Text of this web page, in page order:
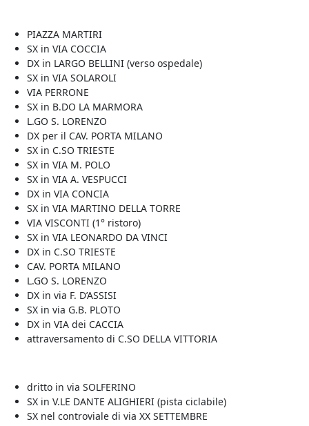
PIAZZA MARTIRI
SX in VIA COCCIA
DX in LARGO BELLINI (verso ospedale)
SX in VIA SOLAROLI
VIA PERRONE
SX in B.DO LA MARMORA
L.GO S. LORENZO
DX per il CAV. PORTA MILANO
SX in C.SO TRIESTE
SX in VIA M. POLO
SX in VIA A. VESPUCCI
DX in VIA CONCIA
SX in VIA MARTINO DELLA TORRE
VIA VISCONTI (1° ristoro)
SX in VIA LEONARDO DA VINCI
DX in C.SO TRIESTE
CAV. PORTA MILANO
L.GO S. LORENZO
DX in via F. D’ASSISI
SX in via G.B. PLOTO
DX in VIA dei CACCIA
attraversamento di C.SO DELLA VITTORIA
dritto in via SOLFERINO
SX in V.LE DANTE ALIGHIERI (pista ciclabile)
SX nel controviale di via XX SETTEMBRE